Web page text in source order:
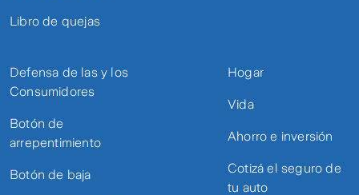
Libro de quejas
Defensa de las y los
Consumidores
Botón de
arrepentimiento
Botón de baja
Hogar
Vida
Ahorro e inversión
Cotizá el seguro de
tu auto